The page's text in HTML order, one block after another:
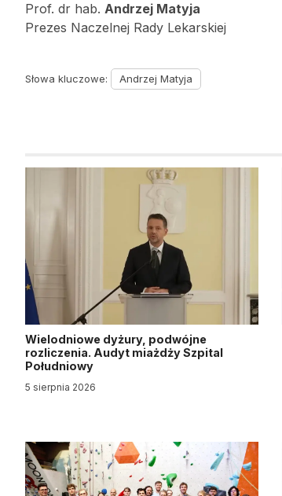
Prof. dr hab. Andrzej Matyja
Prezes Naczelnej Rady Lekarskiej
Słowa kluczowe: Andrzej Matyja
Wielodniowe dyżury, podwójne
rozliczenia. Audyt miażdży Szpital
Południowy
5 sierpnia 2026